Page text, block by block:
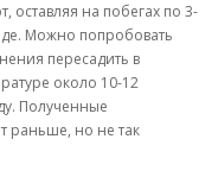
оставляя на побегах по 3-
Можно попробовать
пересадить в
около 10-12
Полученные
раньше, но не так